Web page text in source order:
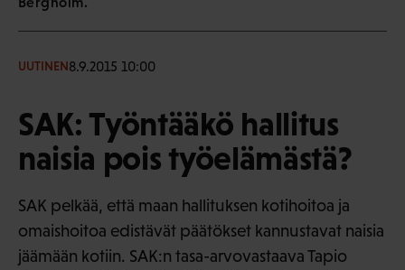
UUTINEN8.9.2015 10:00
SAK: Työntääkö hallitus
naisia pois työelämästä?
SAK pelkää, että maan hallituksen kotihoitoa ja
omaishoitoa edistävät päätökset kannustavat naisia
jäämään kotiin. SAK:n tasa-arvovastaava Tapio